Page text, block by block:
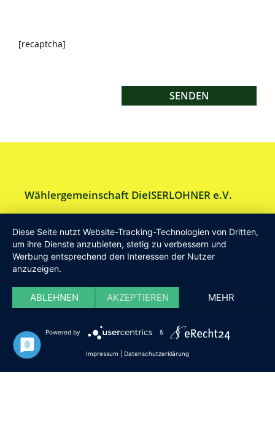
[recaptcha]
Wählergemeinschaft DieISERLOHNER e.V.
Am Drillenbusch 11 - 58638 Iserlohn
Tel:Geschäftsstelle 02371-9748599
E-Mail:info [at] DieISERLOHNER.de
Website:
Haftung
Datenschutz Satzung Impressum
Diese Seite nutzt Website-Tracking-Technologien von Dritten,
um ihre Dienste anzubieten, stetig zu verbessern und
Werbung entsprechend den Interessen der Nutzer
anzuzeigen.
ABLEHNEN AKZEPTIEREN MEHR
Powered by &
Impressum Datenschutzerklärung